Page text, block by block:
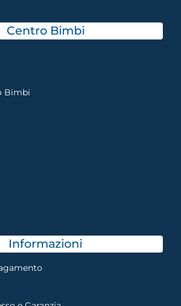
Centro Bimbi
Bimbi
Informazioni